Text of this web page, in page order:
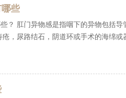
些
？ 肛门异物感是指咽下的异物包括
，尿路结石，阴道环或手术的海绵或